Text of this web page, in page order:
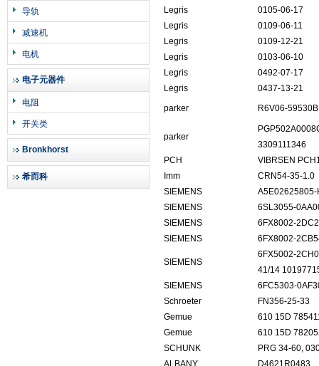
导轨
减速机
电机
电子元器件
电阻
开关类
Bronkhorst
希而科
Legris
0105-06-17
Legris
0109-06-11
Legris
0109-12-21
Legris
0103-06-10
Legris
0492-07-17
Legris
0437-13-21
parker
R6V06-
parker
3309111346
PCH
VIBRSEN
Imm
CRN54-35-1.0
SIEMENS
A5E02625805-
SIEMENS
6SL3055-
SIEMENS
6FX8002-
SIEMENS
6FX8002-
SIEMENS
6FX5002-
41/14
SIEMENS
6FC5303-
Schroeter
FN356-25-33
Gemue
610 15D
Gemue
610 15D
SCHUNK
PRG 34-60,
ALBANY
D4621R0483